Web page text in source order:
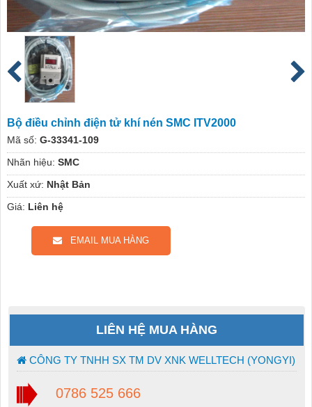
Bộ điều chỉnh điện tử khí nén SMC ITV2000
Mã số: G-33341-109
Nhãn hiệu: SMC
Xuất xứ: Nhật Bản
Giá: Liên hệ
EMAIL MUA HÀNG
LIÊN HỆ MUA HÀNG
CÔNG TY TNHH SX TM DV XNK WELLTECH (YONGYI)
0786 525 666